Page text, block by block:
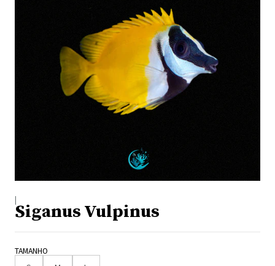
|
Siganus Vulpinus
TAMANHO